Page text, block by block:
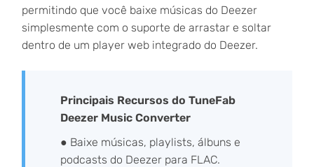
permitindo que você baixe músicas do Deezer
simplesmente com o suporte de arrastar e soltar
dentro de um player web integrado do Deezer.
Principais Recursos do TuneFab
Deezer Music Converter
● Baixe músicas, playlists, álbuns e
podcasts do Deezer para FLAC.